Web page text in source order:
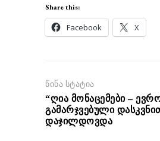
Share this:
Facebook X
წინა სტატია
“ღია მონაცემები –
გამარჯვებული
დაჯილდოვდა